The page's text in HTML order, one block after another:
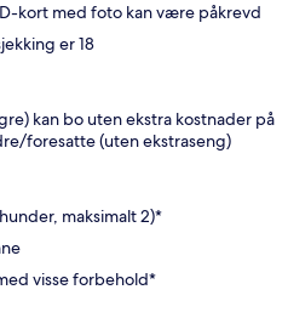
kort med foto kan være påkrevd
er 18
kan bo uten ekstra kostnader på
foresatte (uten ekstraseng)
maksimalt 2)*
visse forbehold*